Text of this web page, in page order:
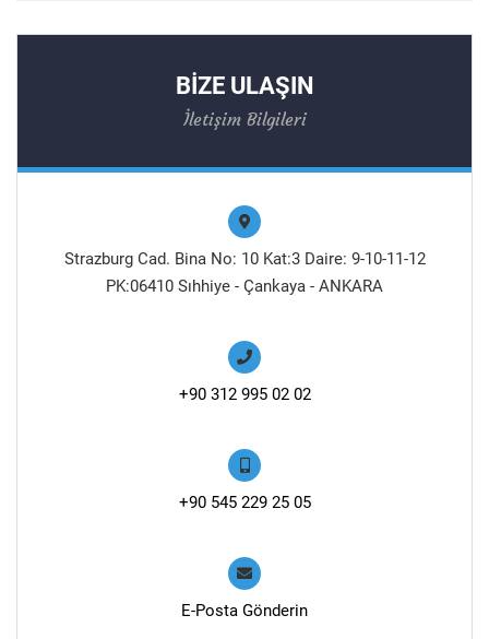
BİZE ULAŞIN
İletişim Bilgileri
Strazburg Cad. Bina No: 10 Kat:3 Daire: 9-10-11-12
PK:06410 Sıhhiye - Çankaya - ANKARA
+90 312 995 02 02
+90 545 229 25 05
E-Posta Gönderin